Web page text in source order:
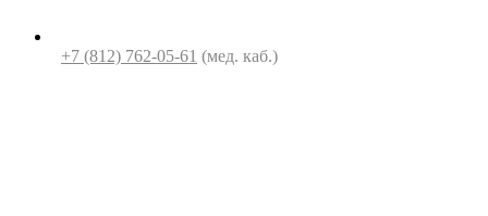
+7 (812) 762-05-61 (мед. каб.)